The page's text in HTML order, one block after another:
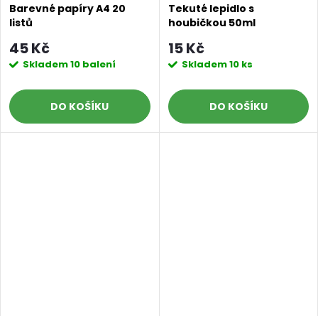
Barevné papíry A4 20
listů
45 Kč
Skladem10 balení
DO KOŠÍKU
Tekuté lepidlo s
houbičkou 50ml
15 Kč
Skladem10 ks
DO KOŠÍKU